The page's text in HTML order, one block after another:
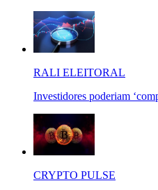
RALI ELEITORAL
Investidores poderiam
CRYPTO PULSE